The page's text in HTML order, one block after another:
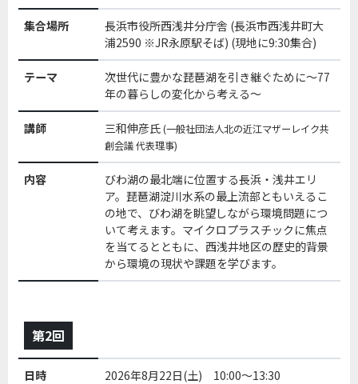
集合場所
長浜市役所西浅井分庁舎 (長浜市西浅井町大
浦2590 ※JR永原駅そば) (現地に9:30集合)
テーマ
次世代に豊かな琵琶湖を引き継ぐために～77
年の暮らしの変化から考える～
講師 三和伸彦氏(一般社団法人北の近江マザーレイク共
創会議 代表理事)
内容
びわ湖の最北端に位置する長浜・浅井エリ
ア。琵琶湖淀川水系の最上流部ともいえるこ
の地で、びわ湖を眺望しながら環境問題につ
いて考えます。マイクロプラスチックに焦点
を当てるとともに、西浅井地区の歴史的背景
から環境の現状や課題を学びます。
第2回
日時 2026年8月22日(土) 10:00～13:30